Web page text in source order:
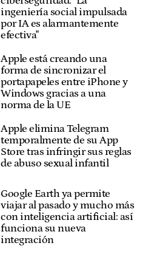
ingeniería social impulsada
por IA es alarmantemente
efectiva"
Apple está creando una
forma de sincronizar el
portapapeles entre iPhone y
Windows gracias a una
norma de la UE
Apple elimina Telegram
temporalmente de su App
Store tras infringir sus reglas
de abuso sexual infantil
Google Earth ya permite
viajar al pasado y mucho más
con inteligencia artificial: así
funciona su nueva
integración